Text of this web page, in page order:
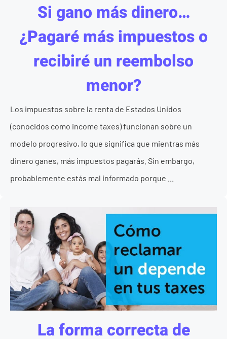
Si gano más dinero…
¿Pagaré más impuestos o
recibiré un reembolso
menor?
Los impuestos sobre la renta de Estados Unidos
(conocidos como income taxes) funcionan sobre un
modelo progresivo, lo que significa que mientras más
dinero ganes, más impuestos pagarás. Sin embargo,
probablemente estás mal informado porque ...
La forma correcta de